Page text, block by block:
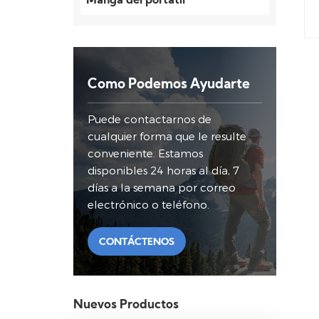
Como Podemos Ayudarte
Puede contactarnos de
cualquier forma que le resulte
conveniente. Estamos
disponibles 24 horas al día, 7
días a la semana por correo
electrónico o teléfono.
CONTÁCTENOS
Nuevos Productos